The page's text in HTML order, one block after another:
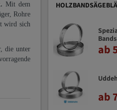
Mit dem
Rohre
wird sich
die unter
ab
ab